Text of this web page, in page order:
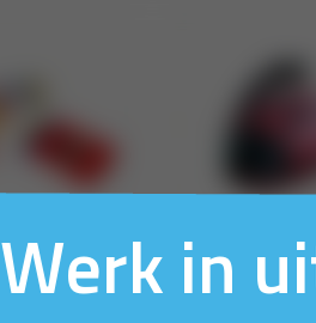
Werk in